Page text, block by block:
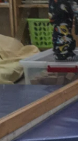
Especiales
Nosotros
COBERTURAS
Comprueba
Medio
Salud